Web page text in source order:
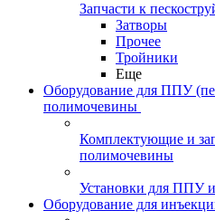
Запчасти к
Затворы
Прочее
Тройники
Еще
Оборудование для ППУ
полимочевины
Комплектующие и
полимочевины
Установки для ППУ
Оборудование для